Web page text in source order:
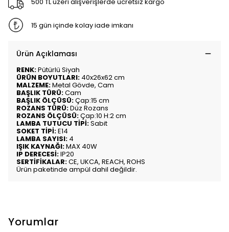
15 gün içinde kolay iade imkanı
Ürün Açıklaması
RENK:Pütürlü Siyah
ÜRÜN BOYUTLARI: 40x26x62 cm
MALZEME:Metal Gövde, Cam
BAŞLIK TÜRÜ:Cam
BAŞLIK ÖLÇÜSÜ:Çap:15 cm
ROZANS TÜRÜ:Düz Rozans
ROZANS ÖLÇÜSÜ:Çap:10 H:2 cm
LAMBA TUTUCU TİPİ:Sabit
SOKET TİPİ:E14
LAMBA SAYISI: 4
IŞIK KAYNAĞI:MAX 40W
IP DERECESİ:IP20
SERTİFİKALAR:CE, UKCA, REACH, ROHS
Ürün paketinde ampül dahil değildir.
Yorumlar